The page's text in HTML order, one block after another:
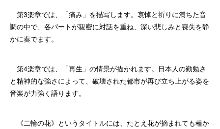
第3楽章では、「痛み」を描写します。哀悼と祈りに満ちた音
調の中で、各パートが親密に対話を重ね、深い悲しみと喪失を静
かに奏でます。
第4楽章では、「再生」の情景が描かれます。日本人の勤勉さ
と精神的な強さによって、破壊された都市が再び立ち上がる姿を
音楽が力強く語ります。
《二輪の花》というタイトルには、たとえ花が摘まれても種か